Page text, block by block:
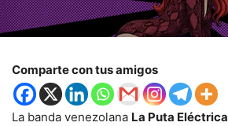
Comparte con tus amigos
La banda venezolana La Puta Eléctrica